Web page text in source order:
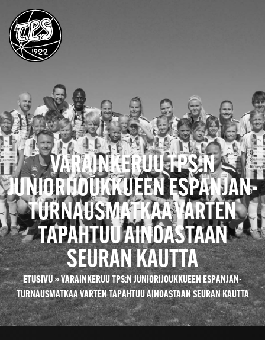
VARAINKERUU TPS:N
JUNIORIJOUKKUEEN ESPANJAN-
TURNAUSMATKAA VARTEN
TAPAHTUU AINOASTAAN
SEURAN KAUTTA
ETUSIVU»VARAINKERUU TPS:N JUNIORIJOUKKUEEN ESPANJAN-
TURNAUSMATKAA VARTEN TAPAHTUU AINOASTAAN SEURAN KAUTTA